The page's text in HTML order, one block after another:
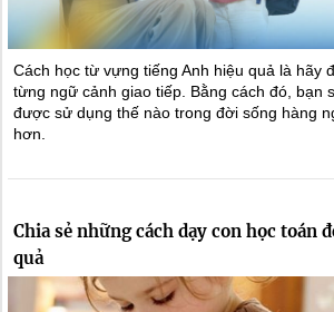
Cách học từ vựng tiếng Anh hiệu quả là hãy
từng ngữ cảnh giao tiếp. Bằng cách đó, bạn
được sử dụng thế nào trong đời sống hàng
hơn.
Chia sẻ những cách dạy con học toán
quả